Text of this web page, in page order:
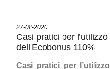
27-08-2020
Casi pratici per l’utilizzo
dell’Ecobonus 110%
Casi pratici per l’utilizzo